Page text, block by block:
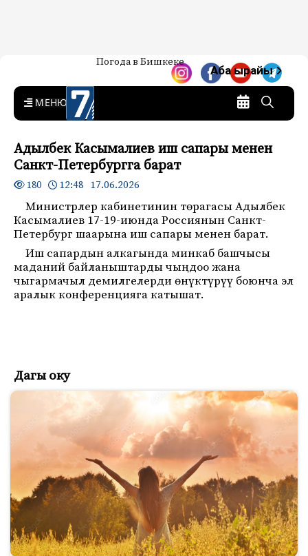
7-канал. Жаңылыктар —
Кыргызстан
Жаңылыктар — Кыргызстан
Погода в Бишкеке
Аба ырайы
MENU
Адылбек Касымалиев иш сапары менен
Санкт-Петербургга барат
180 12:48 17.06.2026
Министрлер кабинетинин төрагасы Адылбек
Касымалиев 17-19-июнда Россиянын Санкт-
Петербург шаарына иш сапары менен барат.
Иш сапардын алкагында минкаб башчысы
маданий байланыштарды чыңдоо жана
чыгармачыл демилгелерди өнүктүрүү боюнча эл
аралык конференцияга катышат.
Дагы оку